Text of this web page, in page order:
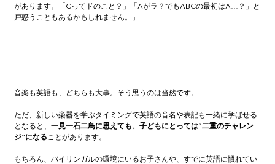
があります。「Cってドのこと？」「Aがラ？でもABCの最初はA…？」と
戸惑うこともあるかもしれません。」
音楽も英語も、どちらも大事。そう思うのは当然です。
ただ、新しい楽器を学ぶタイミングで英語の音名や表記も一緒に学ばせる
となると、 一見一石二鳥に思えても、子どもにとっては“二重のチャレン
ジ”になる ことがあります。
もちろん、バイリンガルの環境にいるお子さんや、すでに英語に慣れてい